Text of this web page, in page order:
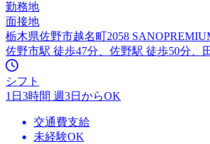
勤務地
面接地
栃木県佐野市越名町2058
佐野市駅 徒歩47分、佐野駅 徒歩50分、
シフト
1日3時間 週3日からOK
交通費支給
未経験OK